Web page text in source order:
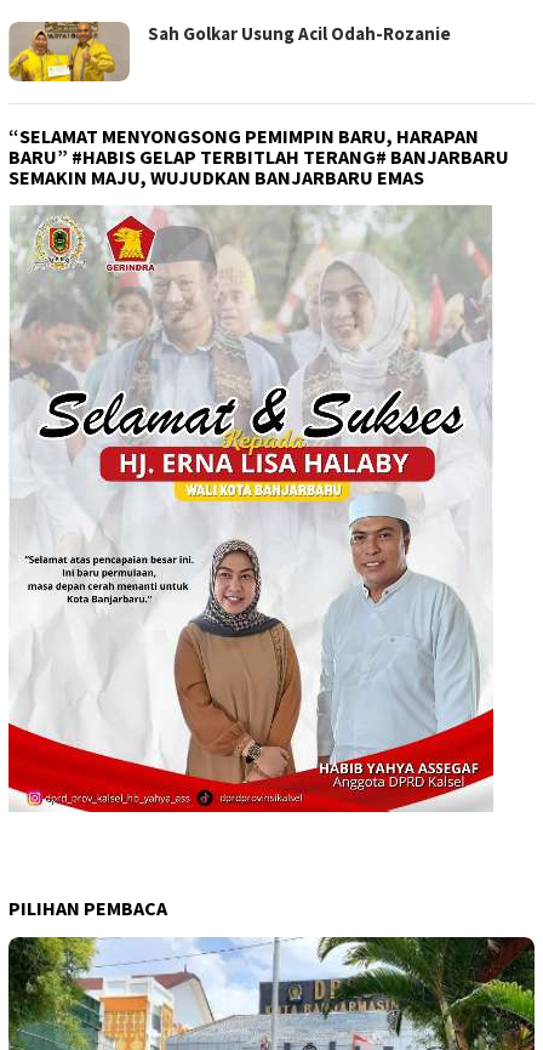
Sah Golkar Usung Acil Odah-Rozanie
“SELAMAT MENYONGSONG PEMIMPIN BARU, HARAPAN
BARU” #HABIS GELAP TERBITLAH TERANG# BANJARBARU
SEMAKIN MAJU, WUJUDKAN BANJARBARU EMAS
PILIHAN PEMBACA